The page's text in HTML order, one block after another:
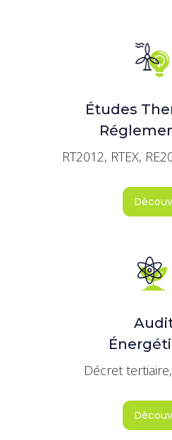
Études
RT2012, RTEX,
Décret